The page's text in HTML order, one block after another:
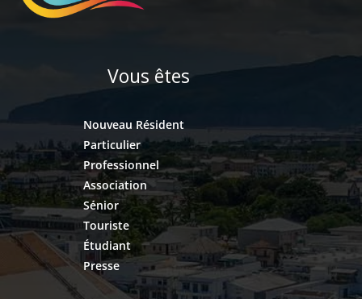
Vous êtes
Nouveau Résident
Particulier
Professionnel
Association
Sénior
Touriste
Étudiant
Presse